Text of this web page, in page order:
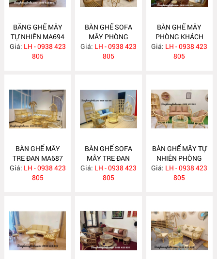
BĂNG GHẾ MÂY
TỰ NHIÊN MA694
Giá: LH - 0938 423
805
BÀN GHẾ SOFA
MÂY PHÒNG
KHÁCH MA689
Giá: LH - 0938 423
805
BÀN GHẾ MÂY
PHÒNG KHÁCH
MA688
Giá: LH - 0938 423
805
BÀN GHẾ MÂY
TRE ĐAN MA687
Giá: LH - 0938 423
805
BÀN GHẾ SOFA
MÂY TRE ĐAN
MA686
Giá: LH - 0938 423
805
BÀN GHẾ MÂY TỰ
NHIÊN PHÒNG
KHÁCH MA685
Giá: LH - 0938 423
805